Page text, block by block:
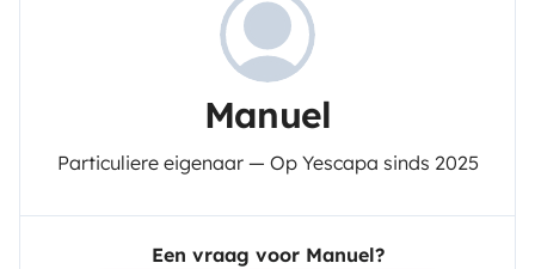
Manuel
Particuliere eigenaar — Op Yescapa sinds 2025
Een vraag voor Manuel?